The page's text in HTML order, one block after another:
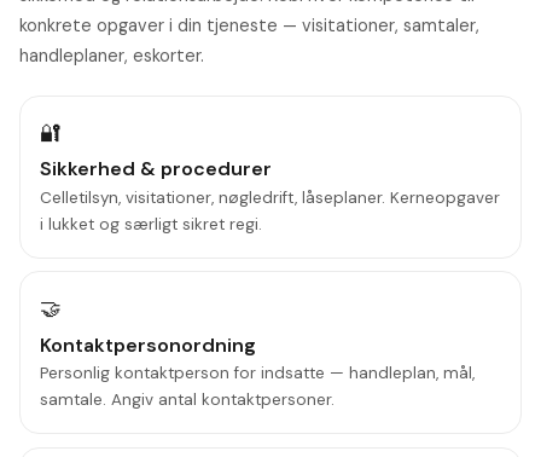
konkrete opgaver i din tjeneste — visitationer, samtaler,
handleplaner, eskorter.
🔐
Sikkerhed & procedurer
Celletilsyn, visitationer, nøgledrift, låseplaner. Kerneopgaver
i lukket og særligt sikret regi.
🤝
Kontaktpersonordning
Personlig kontaktperson for indsatte — handleplan, mål,
samtale. Angiv antal kontaktpersoner.